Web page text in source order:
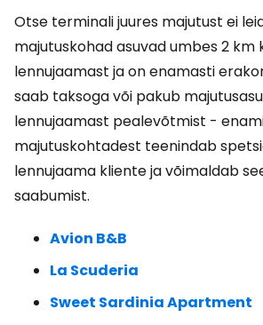
Otse terminali juures majutust ei
majutuskohad asuvad umbes 2 km
lennujaamast ja on enamasti
saab taksoga või pakub
lennujaamast pealevõtmist -
majutuskohtadest teenindab
lennujaama kliente ja võimaldab
saabumist.
Avion B&B
La Scuderia
Sweet Sardinia Apartment